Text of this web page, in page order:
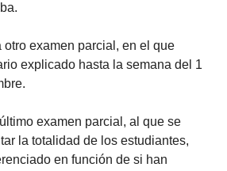
otro examen parcial, en el que
explicado hasta la semana del 1
examen parcial, al que se
la totalidad de los estudiantes,
en función de si han